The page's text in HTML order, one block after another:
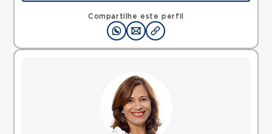
Compartilhe este perfil
Rua Sao Rafael, Sao Marcos, Salvador, BA,
Mapa